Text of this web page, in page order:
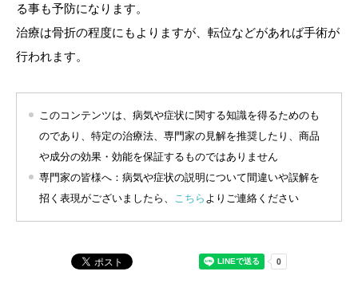
る事も予防になります。
治療は骨折の程度にもよりますが、転位などがあれば手術が
行われます。
このコンテンツは、病気や症状に関する知識を得るためのも
のであり、特定の治療法、専門家の見解を推奨したり、商品
や成分の効果・効能を保証するものではありません
専門家の皆様へ：病気や症状の説明について間違いや誤解を
招く表現がございましたら、
こちら よりご連絡ください